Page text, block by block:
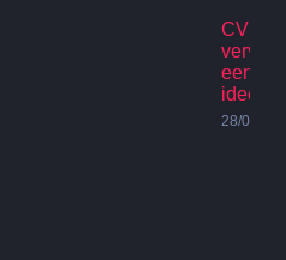
CV
een
idee?
28/06/